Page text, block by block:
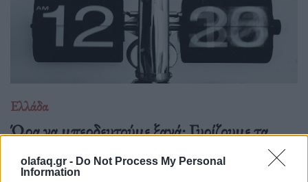
olafaq.gr - Do Not Process My Personal
Information
Ελλάδα
Ώρα να μπερδευτούμε ξανά: Γυρίζουμε τα
ρολόγια μία ώρα πίσω γιατί… έτσι συνηθίσαμε
16.10.25